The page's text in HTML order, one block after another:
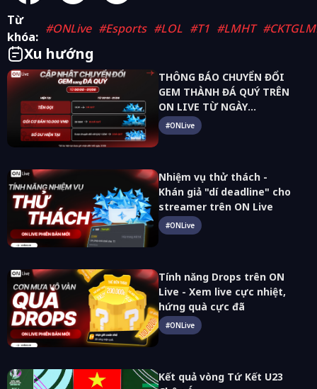
Từ
khóa:
#ONLive #Esports #LOL #T1 #LMHT #
Xu hướng
THÔNG BÁO CHUYỂN ĐỔI
GEM THÀNH ĐÁ QUÝ TRÊN
ON LIVE TỪ NGÀY
01/06/2026
#ONLive
Nhiệm vụ thử thách -
Khán giả "dí deadline" cho
streamer trên ON Live
#ONLive
Tính năng Drops trên ON
Live - Xem live cực nhiệt,
hứng quà cực đã
#ONLive
Kết quả vòng Tứ Kết U23